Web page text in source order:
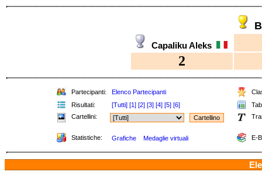
Capaliku Aleks
2
Partecipanti: Elenco Partecipanti
Risultati:
[Tutti] [1] [2] [3] [4] [5] [6]
Cartellini:
Statistiche: Grafiche Medaglie virtuali E-